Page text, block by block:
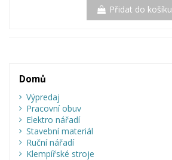
Přidat do košíku
Domů
Výpredaj
Pracovní obuv
Elektro nářadí
Stavební materiál
Ruční nářadí
Klempířské stroje